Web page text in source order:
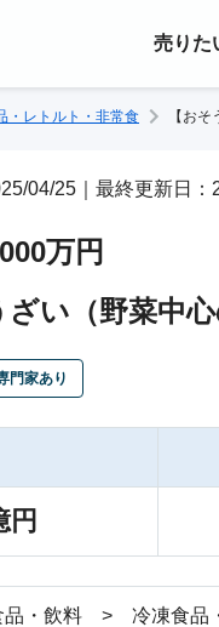
売りた
・レトルト・非常食 【お
04/25｜最終更新日
万円
ざい（野菜中
門家あり
円
・飲料 > 冷凍食品・